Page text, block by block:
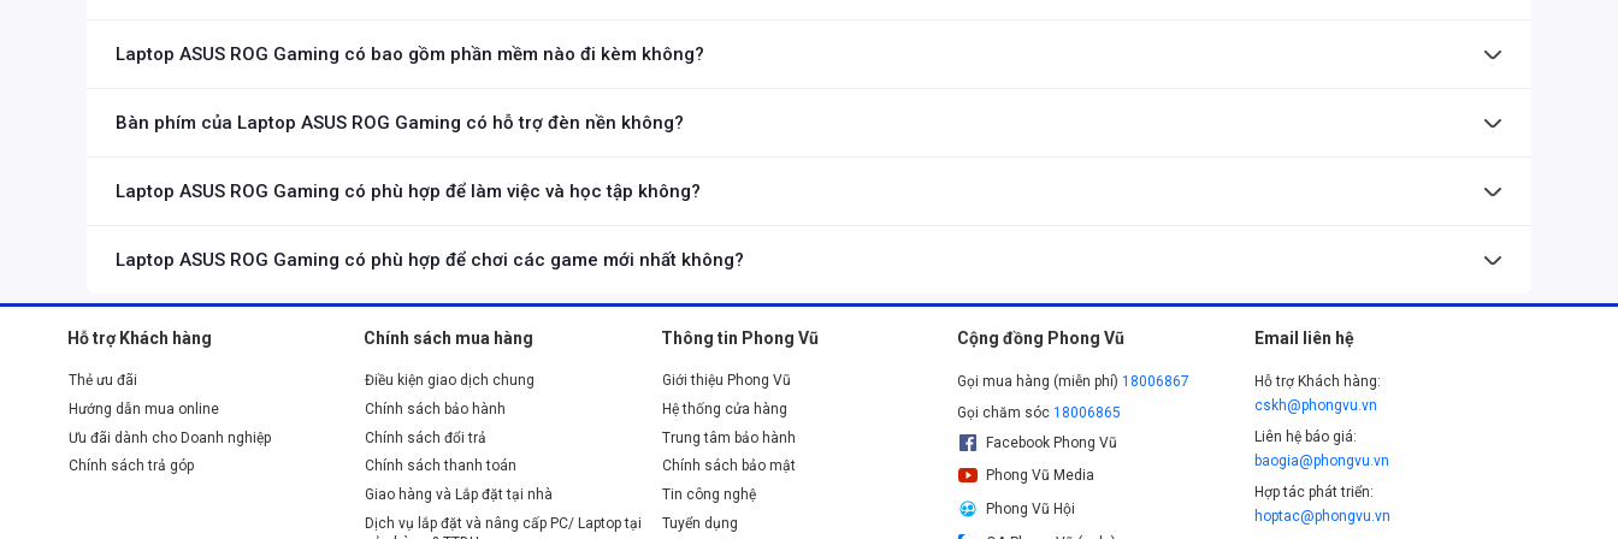
ảnh hết sức chân thực và sinh động.
ASUS ROG sở hữu những CPU thế hệ mới nhất như Intel® Core™ i9-13900H/13980
Laptop ASUS ROG Gaming có bao gồm phần mềm nào đi kèm không?
Bàn phím của Laptop ASUS ROG Gaming có hỗ trợ đèn nền không?
Laptop ASUS ROG Gaming có phù hợp để làm việc và học tập không?
đẹp.
Laptop ASUS ROG Gaming có phù hợp để chơi các game mới nhất không?
Laptop ASUS ROG Gaming là dòng cao cấp được trang bị cấu hình mạnh mẽ với vi xử lý và card đồ họa hiện đại, đủ khả năng chơi các tựa game mới nhất với đồ họa cao.
Hỗ trợ Khách hàng
Thẻ ưu đãi
Hướng dẫn mua online
Ưu đãi dành cho Doanh nghiệp
Chính sách trả góp
Chính sách mua hàng
Điều kiện giao dịch chung
Chính sách bảo hành
Chính sách đổi trả
Chính sách thanh toán
Giao hàng và Lắp đặt tại nhà
Dịch vụ lắp đặt và nâng cấp PC/ Laptop tại
Thông tin Phong Vũ
Giới thiệu Phong Vũ
Hệ thống cửa hàng
Trung tâm bảo hành
Chính sách bảo mật
Tin công nghệ
Tuyển dụng
Cộng đồng Phong Vũ
Gọi mua hàng (miễn phí)18006867
Gọi chăm sóc18006865
Facebook Phong Vũ
Phong Vũ Media
Phong Vũ Hội
Email liên hệ
Hỗ trợ Khách hàng:
cskh@phongvu.vn
Liên hệ báo giá:
baogia@phongvu.vn
Hợp tác phát triển:
hoptac@phongvu.vn